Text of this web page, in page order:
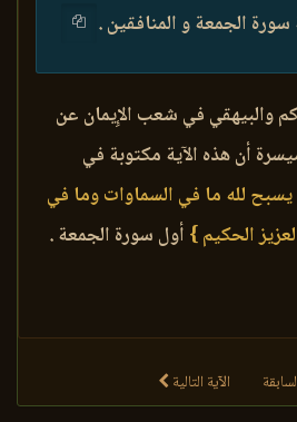
سورة الجمعة و المنافقين .
والبيهقي في شعب الإِيمان عن
أن هذه الآية مكتوبة في
لله ما في السماوات وما في
الحكيم } أول سورة الجمعة .
الآية التالية